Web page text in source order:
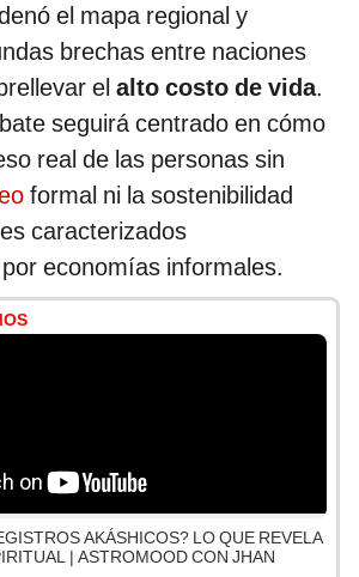
el mapa regional y
brechas entre naciones
el alto costo de vida.
seguirá centrado en cómo
real de las personas sin
formal ni la sostenibilidad
caracterizados
economías informales.
AKÁSHICOS? LO QUE REVELA
| ASTROMOOD CON JHAN